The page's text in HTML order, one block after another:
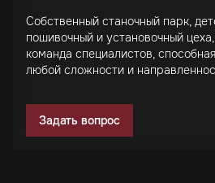
Собственный станочный парк,
пошивочный и установочный
команда специалистов,
любой сложности и
Задать вопрос